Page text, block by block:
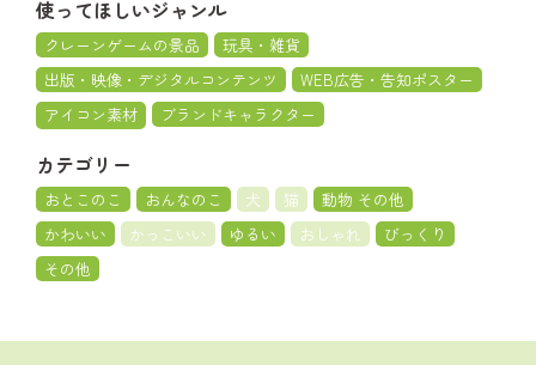
使ってほしいジャンル
クレーンゲームの景品
玩具・雑貨
出版・映像・デジタルコンテンツ
WEB広告・告知ポスター
アイコン素材
ブランドキャラクター
カテゴリー
おとこのこ おんなのこ 犬 猫
動物 その他
かわいい
かっこいい ゆるい おしゃれ
びっくり
その他